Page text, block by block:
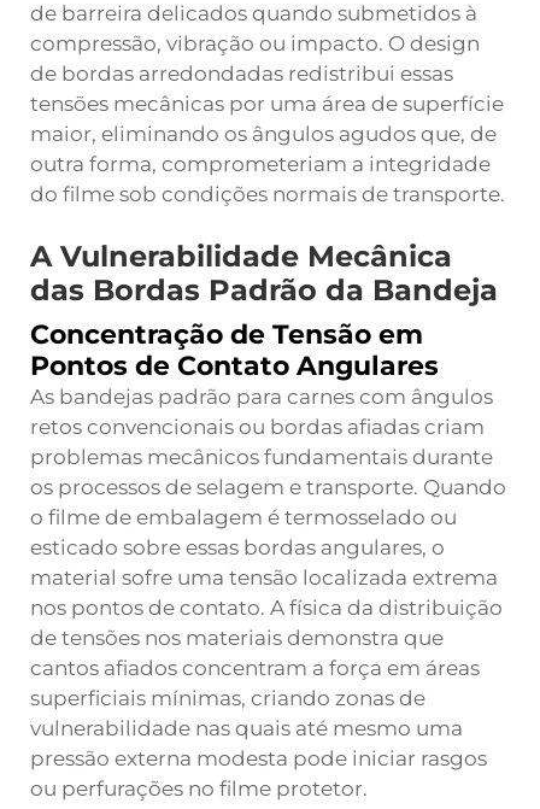
de barreira delicados quando submetidos à
compressão, vibração ou impacto. O design
de bordas arredondadas redistribui essas
tensões mecânicas por uma área de superfície
maior, eliminando os ângulos agudos que, de
outra forma, comprometeriam a integridade
do filme sob condições normais de transporte.
A Vulnerabilidade Mecânica
das Bordas Padrão da Bandeja
Concentração de Tensão em
Pontos de Contato Angulares
As bandejas padrão para carnes com ângulos
retos convencionais ou bordas afiadas criam
problemas mecânicos fundamentais durante
os processos de selagem e transporte. Quando
o filme de embalagem é termosselado ou
esticado sobre essas bordas angulares, o
material sofre uma tensão localizada extrema
nos pontos de contato. A física da distribuição
de tensões nos materiais demonstra que
cantos afiados concentram a força em áreas
superficiais mínimas, criando zonas de
vulnerabilidade nas quais até mesmo uma
pressão externa modesta pode iniciar rasgos
ou perfurações no filme protetor.